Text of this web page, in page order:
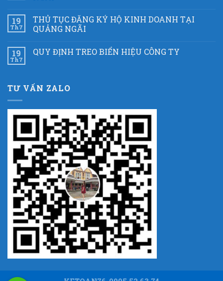
19
Th7
THỦ TỤC ĐĂNG KÝ HỘ KINH DOANH TẠI
QUẢNG NGÃI
19
Th7
QUY ĐỊNH TREO BIỂN HIỆU CÔNG TY
TƯ VẤN ZALO